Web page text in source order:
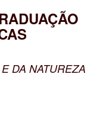
DA NATUREZA